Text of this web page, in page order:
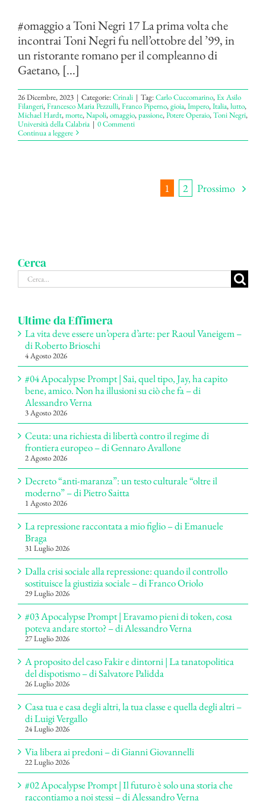
#omaggio a Toni Negri 17 La prima volta che
incontrai Toni Negri fu nell’ottobre del ’99, in
un ristorante romano per il compleanno di
Gaetano, [...]
26 Dicembre, 2023 | Categorie:Crinali | Tag:Carlo Cuccomarino,Ex Asilo
Filangeri,Francesco Maria Pezzulli,Franco Piperno,gioia,Impero,Italia,lutto,
Michael Hardt,morte,Napoli,omaggio,passione,Potere Operaio,Toni Negri,
Università della Calabria | 0 Commenti
Continua a leggere
1 2 Prossimo
Cerca
Cerca
per:
Ultime da Effimera
La vita deve essere un’opera d’arte: per Raoul Vaneigem –
di Roberto Brioschi
4 Agosto 2026
#04 Apocalypse Prompt | Sai, quel tipo, Jay, ha capito
bene, amico. Non ha illusioni su ciò che fa – di
Alessandro Verna
3 Agosto 2026
Ceuta: una richiesta di libertà contro il regime di
frontiera europeo – di Gennaro Avallone
2 Agosto 2026
Decreto “anti-maranza”: un testo culturale “oltre il
moderno” – di Pietro Saitta
1 Agosto 2026
La repressione raccontata a mio figlio – di Emanuele
Braga
31 Luglio 2026
Dalla crisi sociale alla repressione: quando il controllo
sostituisce la giustizia sociale – di Franco Oriolo
29 Luglio 2026
#03 Apocalypse Prompt | Eravamo pieni di token, cosa
poteva andare storto? – di Alessandro Verna
27 Luglio 2026
A proposito del caso Fakir e dintorni | La tanatopolitica
del dispotismo – di Salvatore Palidda
26 Luglio 2026
Casa tua e casa degli altri, la tua classe e quella degli altri –
di Luigi Vergallo
24 Luglio 2026
Via libera ai predoni – di Gianni Giovannelli
22 Luglio 2026
#02 Apocalypse Prompt | Il futuro è solo una storia che
raccontiamo a noi stessi – di Alessandro Verna